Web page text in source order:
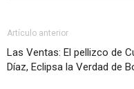
Artículo anterior
Las Ventas: El pellizco de
Díaz, Eclipsa la Verdad de